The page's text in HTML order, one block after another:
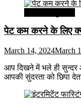
पेट कम करने के लिए
March 14, 2024March
आप दिखने में भले ही
आपकी सुंदरता को छिपा